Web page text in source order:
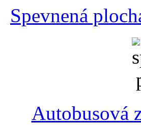
Spevnená
Autobusová